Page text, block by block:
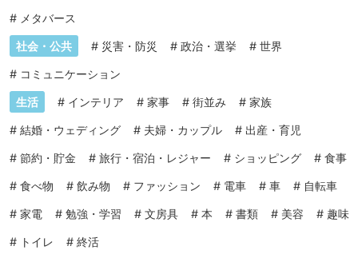
# メタバース
社会・公共 # 災害・防災 # 政治・選挙 # 世界
# コミュニケーション
生活 # インテリア # 家事 # 街並み # 家族
# 結婚・ウェディング # 夫婦・カップル # 出産・育児
# 節約・貯金 # 旅行・宿泊・レジャー # ショッピング # 食事
# 食べ物 # 飲み物 # ファッション # 電車 # 車 # 自転車
# 家電 # 勉強・学習 # 文房具 # 本 # 書類 # 美容 # 趣味
# トイレ # 終活